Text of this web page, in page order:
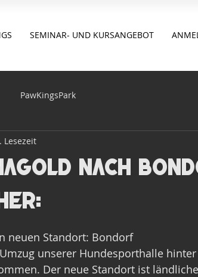
SEMINAR- UND KURSANGEBOT
PawKingsPark
nach
Lesezeit
neuen Standort: Bondorf
unserer Hundesporthalle
Der neue Standort ist